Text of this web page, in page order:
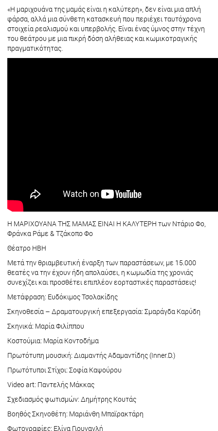
«Η μαριχουάνα της μαμάς είναι η καλύτερη», δεν είναι μια απλή
φάρσα, αλλά μια σύνθετη κατασκευή που περιέχει ταυτόχρονα
στοιχεία ρεαλισμού και υπερβολής. Είναι ένας ύμνος στην τέχνη
του θεάτρου με μια πικρή δόση αλήθειας και κωμικοτραγικής
πραγματικότητας.
Η ΜΑΡΙΧΟΥΑΝΑ ΤΗΣ ΜΑΜΑΣ ΕΙΝΑΙ Η ΚΑΛΥΤΕΡΗ των Ντάριο Φο,
Φράνκα Ράμε & Τζάκοπο Φο
Θέατρο ΗΒΗ
Μετά την θριαμβευτική έναρξη των παραστάσεων, με 15.000
θεατές να την έχουν ήδη απολαύσει, η κωμωδία της χρονιάς
συνεχίζει και προσθέτει επιπλέον εορταστικές παραστάσεις!
Μετάφραση: Ευδόκιμος Τσολακίδης
Σκηνοθεσία – Δραματουργική επεξεργασία: Σμαράγδα Καρύδη
Σκηνικά: Μαρία Φιλίππου
Κοστούμια: Μαρία Κοντοδήμα
Πρωτότυπη μουσική: Διαμαντής Αδαμαντίδης (Inner.D.)
Πρωτότυποι Στίχοι: Σοφία Καψούρου
Video art: Παντελής Μάκκας
Σχεδιασμός φωτισμών: Δημήτρης Κουτάς
Βοηθός Σκηνοθέτη: Μαριάνθη Μπαϊρακτάρη
Φωτογραφίες: Ελίνα Γιουνανλή